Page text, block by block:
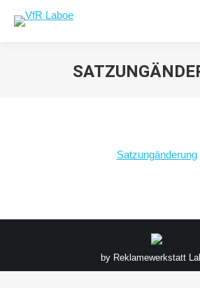
Satzungänderung
by Reklamewerkstatt